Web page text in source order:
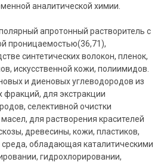
аналитической химии.
апротонный растворитель c
проницаемостью(36,71),
синтетических волокон, пленок,
искусственной кожи, полиимидов.
и диеновых углеводородов из
фракций, для экстракции
селективной очистки
для растворения красителей
древесины, кожи, пластиков,
обладающая каталитическими
гидрохлорировании,